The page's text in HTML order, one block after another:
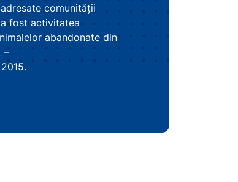
comunității
fost activitatea
abandonate din
–